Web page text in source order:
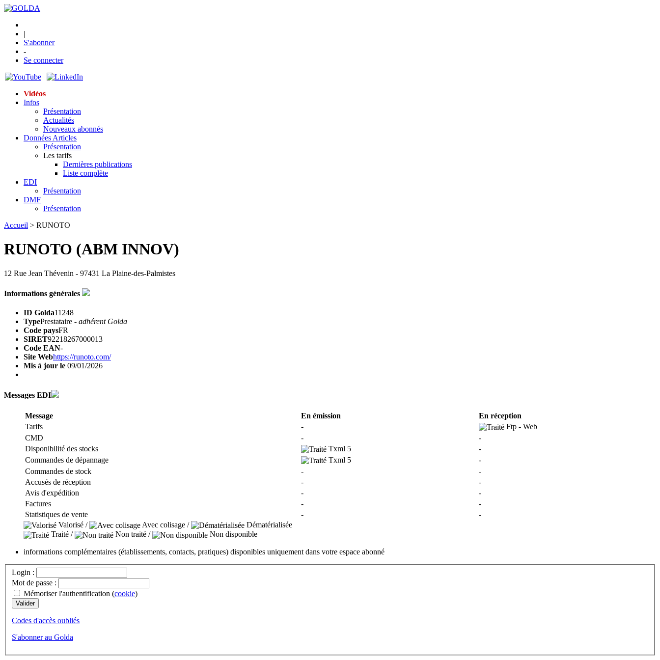
|
S'abonner
-
Se connecter
Vidéos
Infos
Présentation
Actualités
Nouveaux abonnés
Données Articles
Présentation
Les tarifs
Dernières publications
Liste complète
EDI
Présentation
DMF
Présentation
Accueil > RUNOTO
RUNOTO (ABM INNOV)
12 Rue Jean Thévenin - 97431 La Plaine-des-Palmistes
Informations générales
ID Golda11248
TypePrestataire - adhérent Golda
Code paysFR
SIRET92218267000013
Code EAN-
Site Webhttps://runoto.com/
Mis à jour le 09/01/2026
Messages EDI
Message En émission
En réception
Tarifs
-
Ftp - Web
CMD
-
-
Disponibilité des stocks
Txml 5
-
Commandes de dépannage
Txml 5
-
Commandes de stock
-
-
Accusés de réception
-
-
Avis d'expédition
-
-
Factures
-
-
Statistiques de vente
-
-
Valorisé /
Avec colisage /
Dématérialisée
Traité /
Non traité / Non disponible
informations complémentaires (établissements, contacts, pratiques) disponibles uniquement dans votre espace abonné
Login :
Mot de passe :
Mémoriser l'authentification (cookie)
Codes d'accès oubliés
S'abonner au Golda